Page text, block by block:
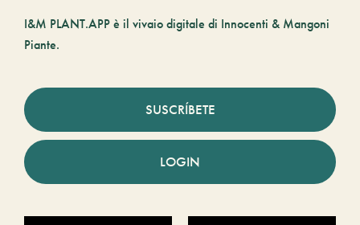
I&M PLANT.APP è il vivaio digitale di Innocenti & Mangoni
Piante.
SUSCRÍBETE
LOGIN